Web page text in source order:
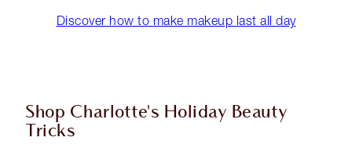
Discover how to make makeup last all day
Shop Charlotte's Holiday Beauty
Tricks